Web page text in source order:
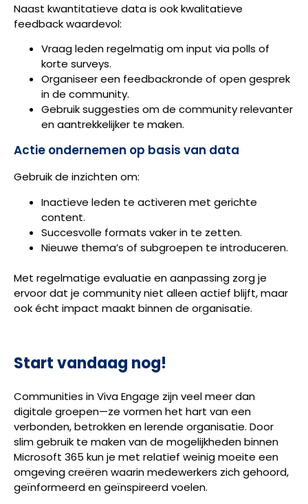
Naast kwantitatieve data is ook kwalitatieve
feedback waardevol:
Vraag leden regelmatig om input via polls of
korte surveys.
Organiseer een feedbackronde of open gesprek
in de community.
Gebruik suggesties om de community relevanter
en aantrekkelijker te maken.
Actie ondernemen op basis van data
Gebruik de inzichten om:
Inactieve leden te activeren met gerichte
content.
Succesvolle formats vaker in te zetten.
Nieuwe thema’s of subgroepen te introduceren.
Met regelmatige evaluatie en aanpassing zorg je
ervoor dat je community niet alleen actief blijft, maar
ook écht impact maakt binnen de organisatie.
Start vandaag nog!
Communities in Viva Engage zijn veel meer dan
digitale groepen—ze vormen het hart van een
verbonden, betrokken en lerende organisatie. Door
slim gebruik te maken van de mogelijkheden binnen
Microsoft 365 kun je met relatief weinig moeite een
omgeving creëren waarin medewerkers zich gehoord,
geïnformeerd en geïnspireerd voelen.